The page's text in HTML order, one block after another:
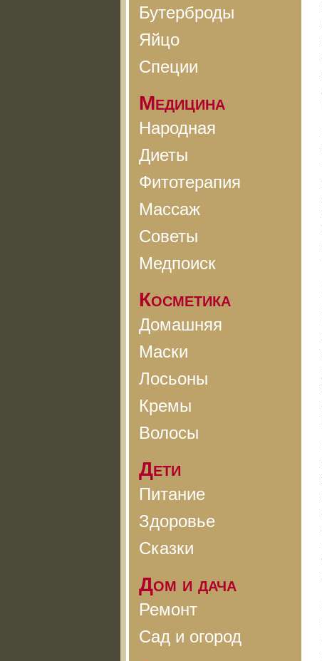
Бутерброды
Яйцо
Специи
Медицина
Народная
Диеты
Фитотерапия
Массаж
Советы
Медпоиск
Косметика
Домашняя
Маски
Лосьоны
Кремы
Волосы
Дети
Питание
Здоровье
Сказки
Дом и дача
Ремонт
Сад и огород